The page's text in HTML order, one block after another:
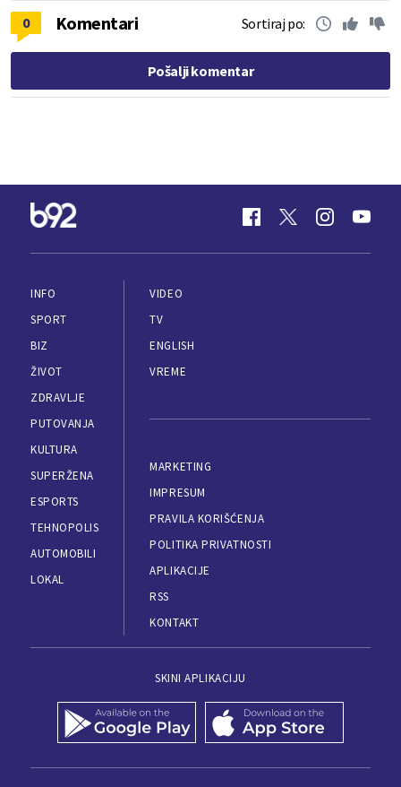
0 Komentari Sortiraj po:
Pošalji komentar
INFO
SPORT
BIZ
ŽIVOT
ZDRAVLJE
PUTOVANJA
KULTURA
SUPERŽENA
ESPORTS
TEHNOPOLIS
AUTOMOBILI
LOKAL
VIDEO
TV
ENGLISH
VREME
MARKETING
IMPRESUM
PRAVILA KORIŠĆENJA
POLITIKA PRIVATNOSTI
APLIKACIJE
RSS
KONTAKT
SKINI APLIKACIJU